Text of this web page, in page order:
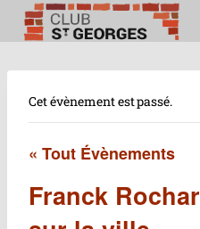
Aller
contenu
Cet évènement est passé.
« Tout Évènements
Franck